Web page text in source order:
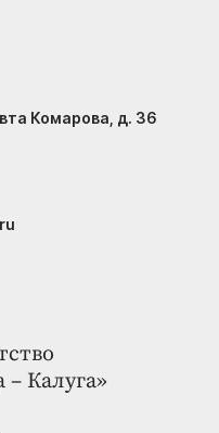
Калуга»
Комарова, д. 36